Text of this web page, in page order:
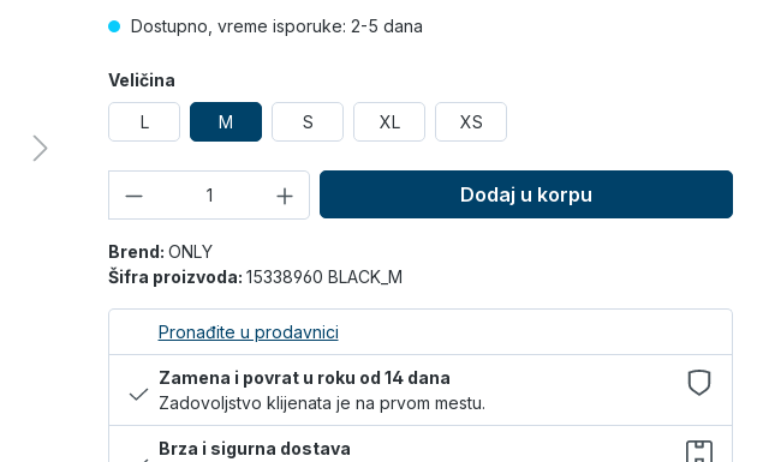
Dostupno, vreme isporuke: 2-5 dana
Veličina
L M S XL XS
Dodaj u korpu
Brend: ONLY
Šifra proizvoda: 15338960 BLACK_M
Pronađite u prodavnici
Zamena i povrat u roku od 14 dana
Zadovoljstvo klijenata je na prvom mestu.
Brza i sigurna dostava